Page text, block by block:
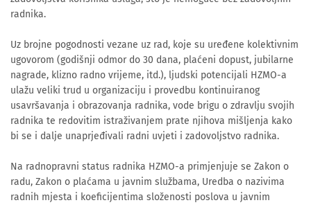
radnika.
Uz brojne pogodnosti vezane uz rad, koje su uređene kolektivnim
ugovorom (godišnji odmor do 30 dana, plaćeni dopust, jubilarne
nagrade, klizno radno vrijeme, itd.), ljudski potencijali HZMO-a
ulažu veliki trud u organizaciju i provedbu kontinuiranog
usavršavanja i obrazovanja radnika, vode brigu o zdravlju svojih
radnika te redovitim istraživanjem prate njihova mišljenja kako
bi se i dalje unaprjeđivali radni uvjeti i zadovoljstvo radnika.
Na radnopravni status radnika HZMO-a primjenjuje se Zakon o
radu, Zakon o plaćama u javnim službama, Uredba o nazivima
radnih mjesta i koeficijentima složenosti poslova u javnim